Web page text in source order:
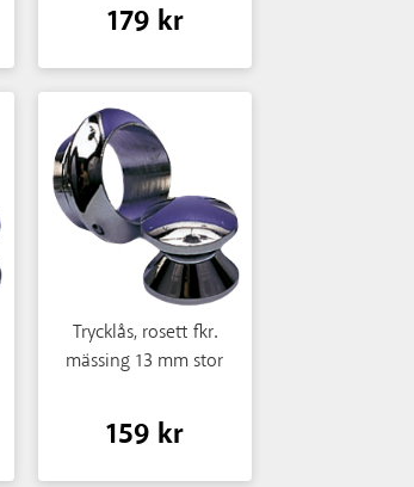
179 kr
Trycklås, rosett fkr.
mässing 13 mm stor
159 kr